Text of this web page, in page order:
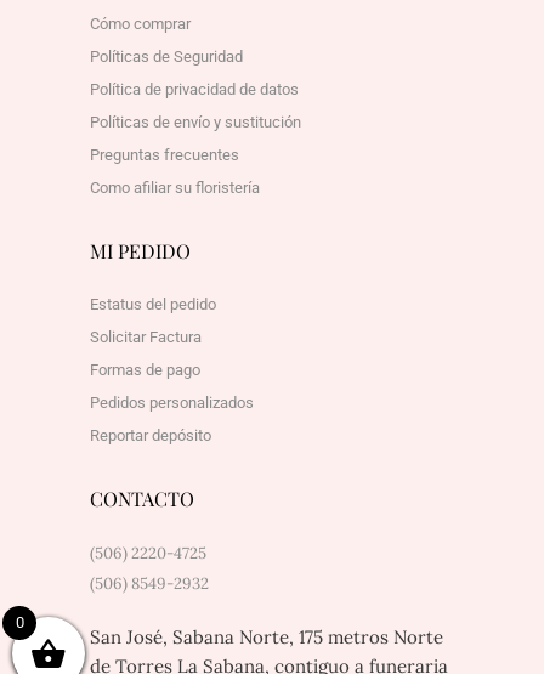
Cómo comprar
Políticas de Seguridad
Política de privacidad de datos
Políticas de envío y sustitución
Preguntas frecuentes
Como afiliar su floristería
MI PEDIDO
Estatus del pedido
Solicitar Factura
Formas de pago
Pedidos personalizados
Reportar depósito
CONTACTO
(506) 2220-4725
(506) 8549-2932
San José, Sabana Norte, 175 metros Norte
de Torres La Sabana, contiguo a funeraria
0